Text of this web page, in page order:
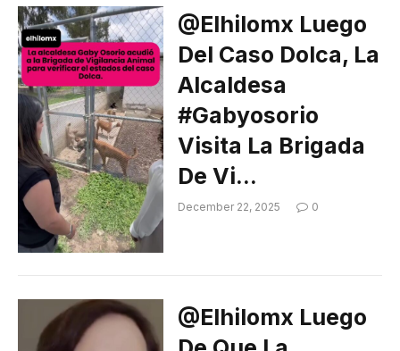
@elhilomx Luego
Del Caso Dolca, La
Alcaldesa
#gabyosorio
Visita La Brigada
De Vi…
December 22, 2025 0
@elhilomx Luego